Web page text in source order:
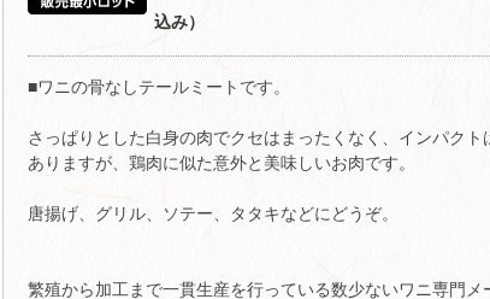
込み）
■ワニの骨なしテールミートです。
さっぱりとした白身の肉でクセはまったくなく、インパクト
ありますが、鶏肉に似た意外と美味しいお肉です。
唐揚げ、グリル、ソテー、タタキなどにどうぞ。
繁殖から加工まで一貫生産を行っている数少ないワニ専門メ